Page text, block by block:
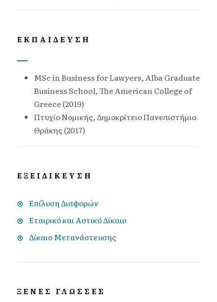
ΕΚΠΑΙΔΕΥΣΗ
MSc in Business for Lawyers, Alba Graduate
Business School, The American College of
Greece (2019)
Πτυχίο Νομικής, Δημοκρίτειο Πανεπιστήμιο
Θράκης (2017)
ΕΞΕΙΔΙΚΕΥΣΗ
Επίλυση Διαφορών
Εταιρικό και Αστικό Δίκαιο
Δίκαιο Μετανάστευσης
ΞΕΝΕΣ ΓΛΩΣΣΕΣ